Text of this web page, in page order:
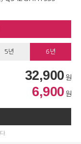
5년 6년
32,900 원
6,900 원
.